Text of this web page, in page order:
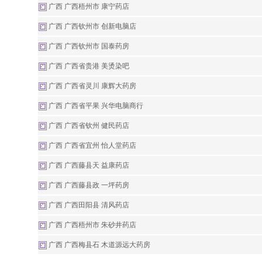
广西 广西梧州市 康宁药店
广西 广西钦州市 创新电脑店
广西 广西钦州市 国泰药房
广西 广西省贵港 美烫染吧
广西 广西省灵川 康辉大药房
广西 广西省平果 兴华电脑商行
广西 广西省钦州 健民药店
广西 广西省宜州 怡人堂药店
广西 广西藤县天 益康药店
广西 广西藤县政 一坪药房
广西 广西田阳县 清风药店
广西 广西梧州市 朱砂井药店
广西 广西梅县石 木道源远大药房